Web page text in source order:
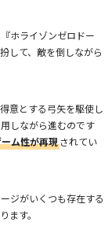
ホライゾンゼロドー
して、敵を倒しながら
意とする弓矢を駆使し
しながら進むのです
ム性が再現されてい
ジがいくつも存在する
ます。